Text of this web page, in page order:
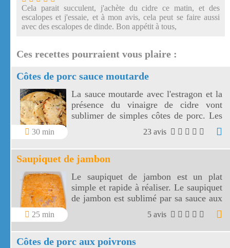
Cela parait succulent, j'achète du cidre ce matin, et des
escalopes et j'essaie, et à mon avis, cela peut se faire aussi
avec des escalopes de dinde. Bon appétit à tous,
Ces recettes pourraient vous plaire :
Côtes de porc sauce moutarde
30 min
La sauce moutarde avec l'estragon et la
présence du vinaigre de cidre vont
sublimer de simples côtes de porc. Les
côtes de porc à la moutarde
s'accompagnent aussi bien de riz, de
pâtes ou de légumes de votre choix!
23 avis
Saupiquet de jambon
25 min
Le saupiquet de jambon est un plat
simple et rapide à réaliser. Le saupiquet
de jambon est sublimé par sa sauce aux
échalotes, vin blanc, concentré de
tomates et crème fraîche. Choisir un
jambon à l'os ou un jambon traiteur
pour garantir la qualité du saupiquet.
5 avis
Côtes de porc aux poivrons